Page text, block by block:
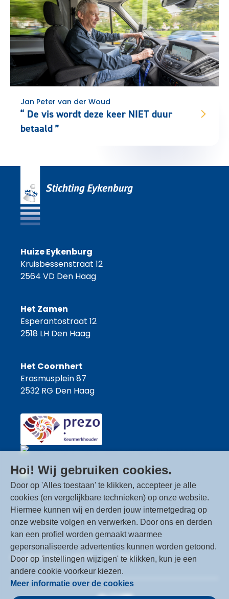
Hoi! Wij gebruiken cookies.
Door op 'Alles toestaan' te klikken, accepteer je alle
cookies (en vergelijkbare technieken) op onze website.
Hiermee kunnen wij en derden jouw internetgedrag op
onze website volgen en verwerken. Door ons en derden
kan een profiel worden gemaakt waarmee
gepersonaliseerde advertenties kunnen worden getoond.
Door op 'instellingen wijzigen' te klikken, kun je een
andere cookie voorkeur kiezen.
Meer informatie over de cookies
Jan Peter van der Woud
De vis wordt deze keer NIET duur
betaald
Huize Eykenburg
Kruisbessenstraat 12
2564 VD Den Haag
Het Zamen
Esperantostraat 12
2518 LH Den Haag
Het Coornhert
Erasmusplein 87
2532 RG Den Haag
Stichting Eykenburgis gewaardeerd op
ZorgkaartNederland.
Bekijk alle waarderingenofplaats een
waardering
ccc@eykenburg.nl 070 - 750 7000